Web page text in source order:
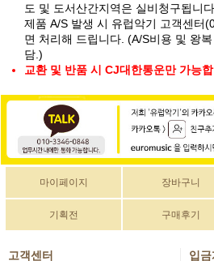
도 및 도서산간지역은 실비청구됩니
제품 A/S 발생 시 유럽악기 고객센터
면 처리해 드립니다. (A/S비용 및 왕
담.)
교환 및 반품 시 CJ대한통운만 가능
마이페이지 장바구니
기획전 구매후기
고객센터 입금